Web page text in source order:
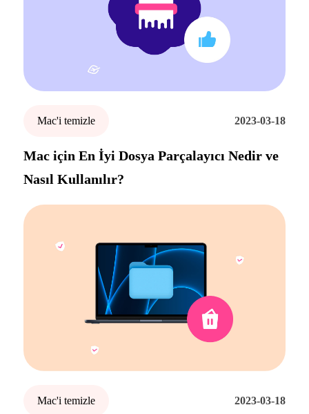
Mac'i temizle 2023-03-18
Mac için En İyi Dosya Parçalayıcı Nedir ve
Nasıl Kullanılır?
Mac'i temizle 2023-03-18